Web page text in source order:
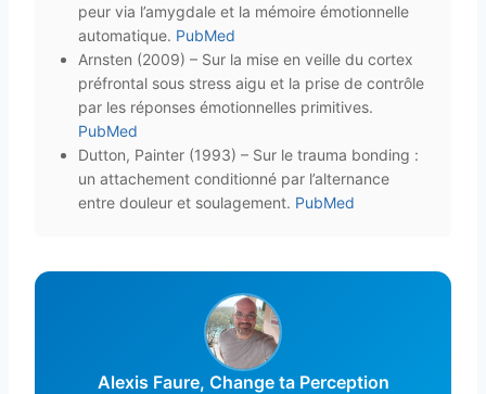
peur via l’amygdale et la mémoire émotionnelle
automatique. PubMed
Arnsten (2009) – Sur la mise en veille du cortex
préfrontal sous stress aigu et la prise de contrôle
par les réponses émotionnelles primitives.
PubMed
Dutton, Painter (1993) – Sur le trauma bonding :
un attachement conditionné par l’alternance
entre douleur et soulagement. PubMed
Alexis Faure, Change ta Perception